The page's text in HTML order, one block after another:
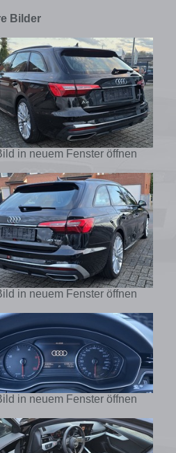
Bilder
in neuem Fenster öffnen
in neuem Fenster öffnen
in neuem Fenster öffnen